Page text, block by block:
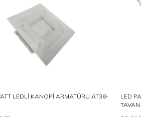
LEDLİ KANOPİ ARMATÜRÜ AT38-
LED